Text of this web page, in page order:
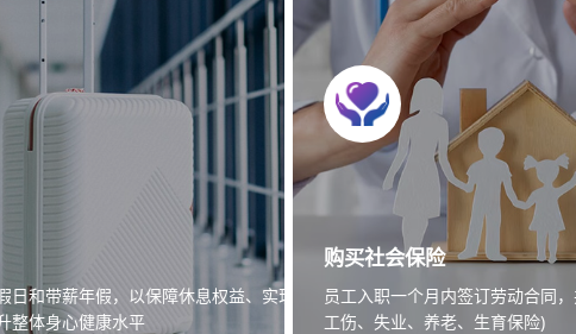
日和带薪年假，以保障休息权益、实现工作与生
整体身心健康水平
购买社会保险
员工入职一个月内签订劳动合同
工伤、失业、养老、生育保险)